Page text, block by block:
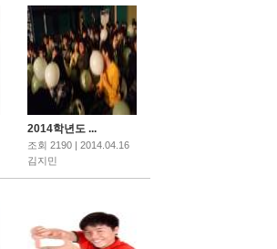
2014학년도 ...
조회 2190 | 2014.04.16
김지민